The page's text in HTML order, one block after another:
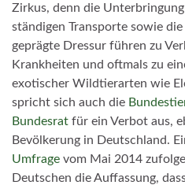
Zirkus, denn die
ständigen Transporte sowie die
geprägte Dressur führen zu
Krankheiten und oftmals zu
exotischer Wildtierarten wie
spricht sich auch die
Bundesrat für ein Verbot aus,
Bevölkerung in Deutschland.
Umfrage vom Mai 2014
Deutschen die Auffassung,